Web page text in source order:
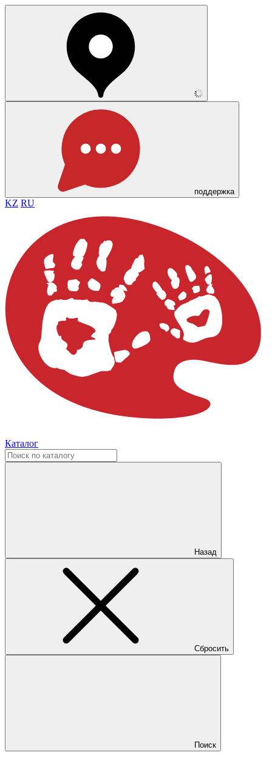
поддержка
KZ RU
Каталог
Назад
Сбросить
Поиск